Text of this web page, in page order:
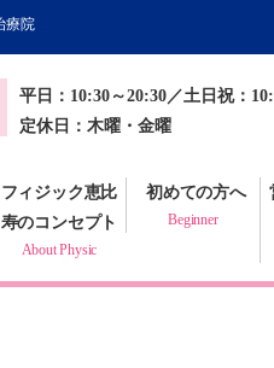
療院
平日：10:30～20:30／土日祝：
定休日：木曜・金曜
フィジック恵比
寿のコンセプト
About Physic
初めての方へ
Beginner
オンライン健康